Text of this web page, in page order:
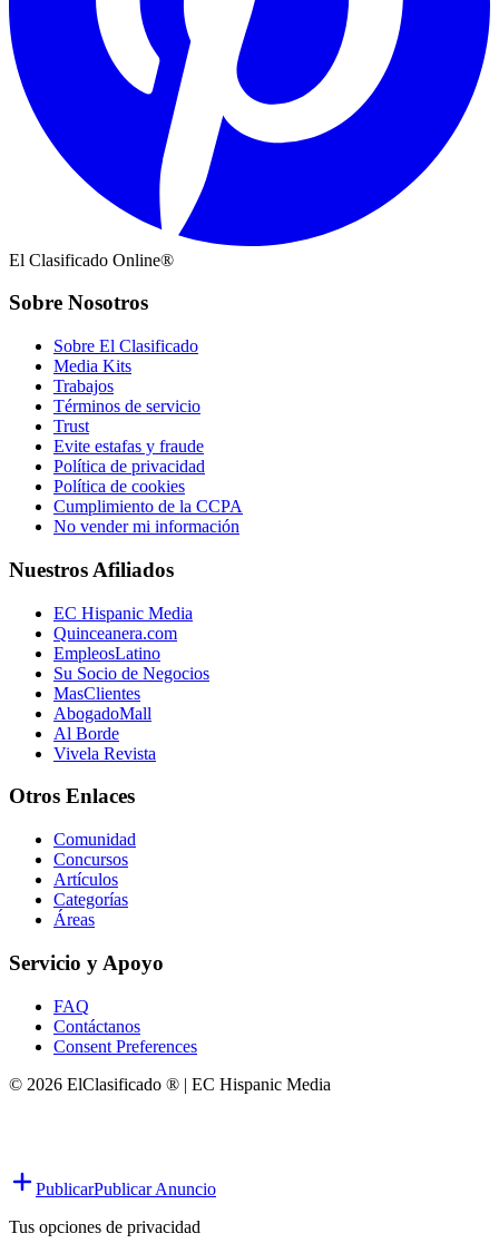
El Clasificado Online®
Sobre Nosotros
Sobre El Clasificado
Media Kits
Trabajos
Términos de servicio
Trust
Evite estafas y fraude
Política de privacidad
Política de cookies
Cumplimiento de la CCPA
No vender mi información
Nuestros Afiliados
EC Hispanic Media
Quinceanera.com
EmpleosLatino
Su Socio de Negocios
MasClientes
AbogadoMall
Al Borde
Vivela Revista
Otros Enlaces
Comunidad
Concursos
Artículos
Categorías
Áreas
Servicio y Apoyo
FAQ
Contáctanos
Consent Preferences
© 2026 ElClasificado ® | EC Hispanic Media
PublicarPublicar Anuncio
Tus opciones de privacidad